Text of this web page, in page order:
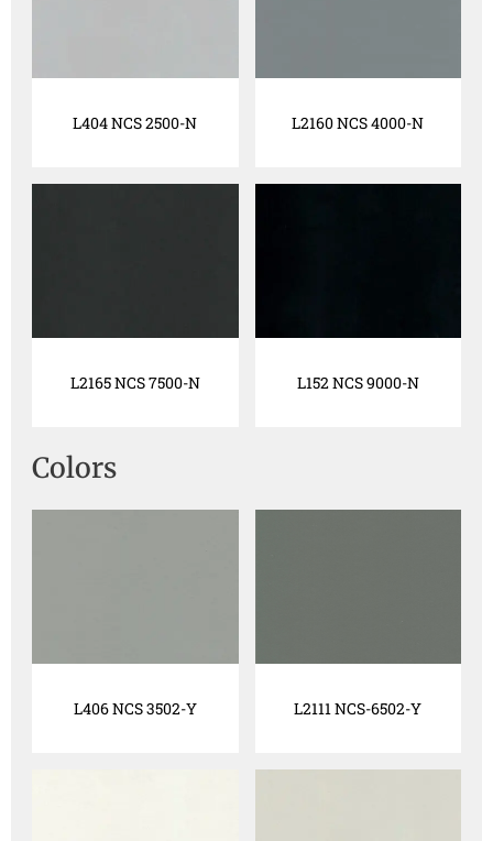
L404 NCS 2500-N L2160 NCS 4000-N
L2165 NCS 7500-N L152 NCS 9000-N
Colors
L406 NCS 3502-Y L2111 NCS-6502-Y